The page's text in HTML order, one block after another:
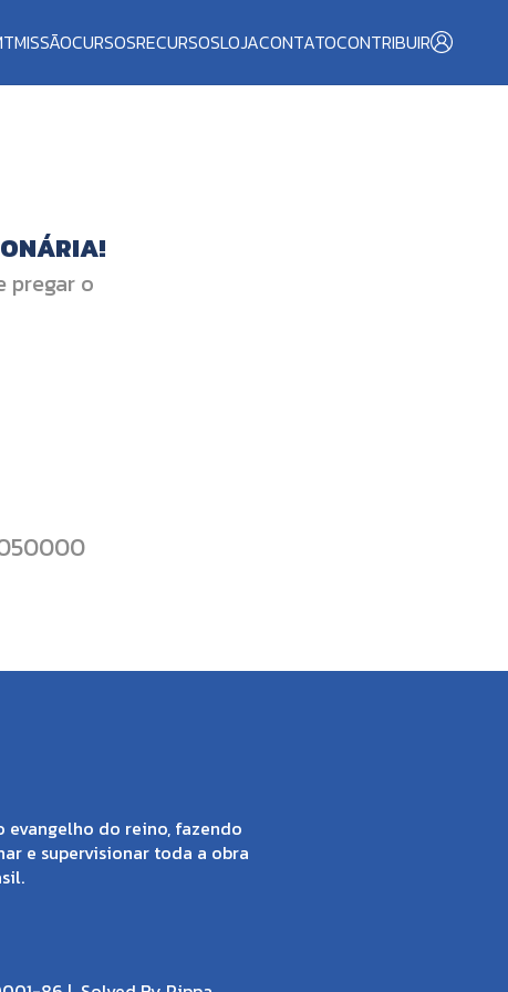
MISSÃOCURSOSRECURSOSLOJACONTATOCONTRIBUIR
pregar o
evangelho do reino, fazendo
e supervisionar toda a obra